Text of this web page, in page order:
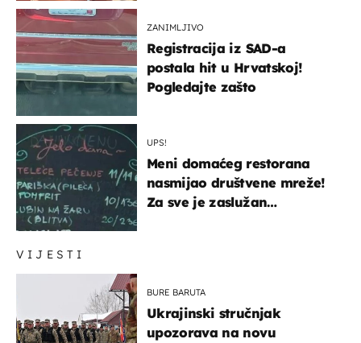
VIJESTI
BURE BARUTA
Ukrajinski stručnjak
upozorava na novu
ZANIMLJIVO
Registracija iz SAD-a
postala hit u Hrvatskoj!
Pogledajte zašto
UPS!
Meni domaćeg restorana
nasmijao društvene mreže!
Za sve je zaslužan